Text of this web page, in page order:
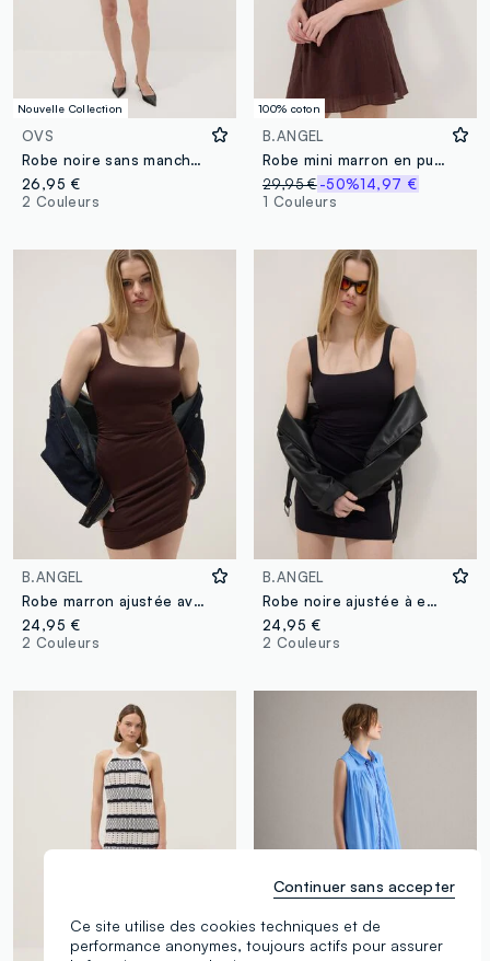
Nouvelle Collection
OVS
Robe noire sans manches en maille Milano viscose stretch, coupe droite
26,95 €
2 Couleurs
100% coton
B.ANGEL
Robe mini marron en pur coton à fines bretelles, coupe regular
29,95 € -50%14,97 €
1 Couleurs
B.ANGEL
Robe marron ajustée avec encolure carrée
24,95 €
2 Couleurs
B.ANGEL
Robe noire ajustée à encolure carrée
24,95 €
2 Couleurs
Ce site utilise des cookies techniques et de
performance anonymes, toujours actifs pour assurer
Continuer sans accepter